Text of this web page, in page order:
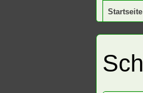
Startseite